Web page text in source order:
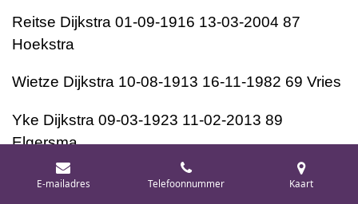
Reitse Dijkstra 01-09-1916 13-03-2004 87
Hoekstra
Wietze Dijkstra 10-08-1913 16-11-1982 69 Vries
Yke Dijkstra 09-03-1923 11-02-2013 89
Elgersma
Rob Donker 20-02-1937 16-02-2005 67
E-mailadres Telefoonnummer Kaart